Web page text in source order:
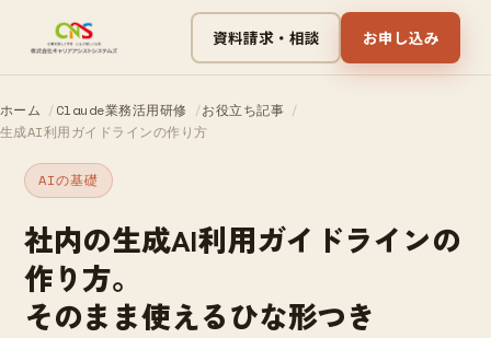
資料請求・相談 お申し込み
ホーム Claude業務活用研修
お役立ち記事
生成AI利用ガイドラインの作り方
AIの基礎
社内の生成AI利用ガイドラインの
作り方。
そのまま使えるひな形つき